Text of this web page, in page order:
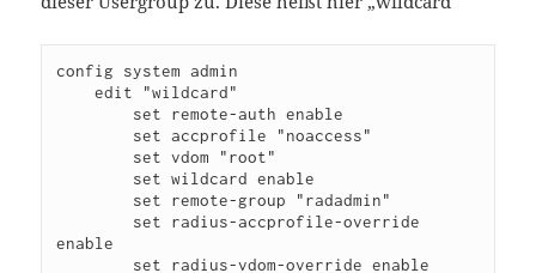
config system admin
    edit "wildcard"
enable